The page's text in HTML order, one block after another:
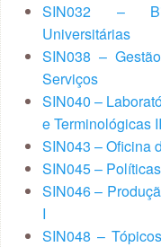
SIN032 –
Universitárias
SIN038 –
Serviços
SIN040 –
e Terminológicas II
SIN043 – Oficina
SIN045 –
SIN046 –
I
SIN048 –